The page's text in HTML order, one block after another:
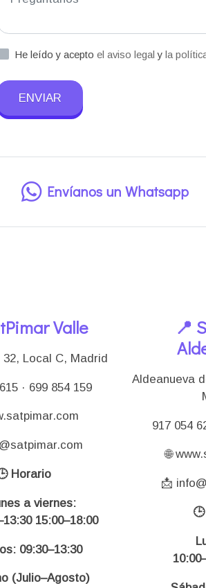
He leído y acepto el aviso legaly la
ENVIAR
Envíanos un Whatsapp
Valle
Local C, Madrid
· 699 854 159
Horario
a viernes:
15:00–18:00
09:30–13:30
(Julio–Agosto)
📍
Aldeanueva
917 054
🌐
📩